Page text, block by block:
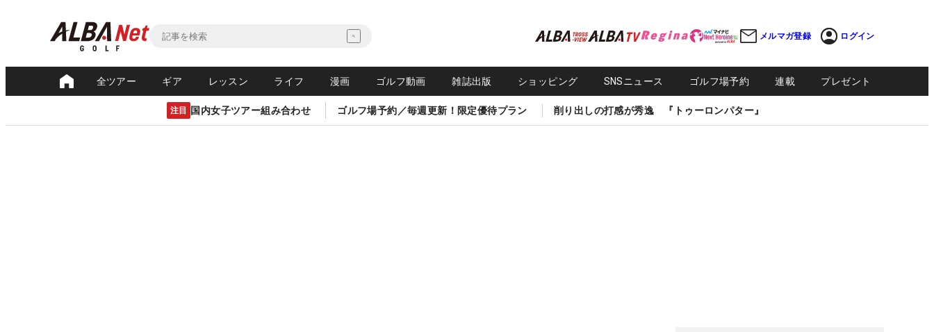
メルマガ登録 ログイン
全ツアー ギア レッスン ライフ 漫画 ゴルフ動画 雑誌出版 ショッピング SNSニュース ゴルフ場予約 連載 プレゼント
注目 国内女子ツアー組み合わせ ゴルフ場予約／毎週更新！限定優待プラン 削り出しの打感が秀逸 『トゥーロンパター』